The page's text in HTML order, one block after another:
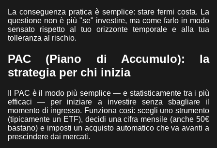
La conseguenza pratica è semplice: stare fermi costa. La
questione non è più "se" investire, ma come farlo in modo
sensato rispetto al tuo orizzonte temporale e alla tua
tolleranza al rischio.
PAC (Piano di Accumulo): la
strategia per chi inizia
Il PAC è il modo più semplice — e statisticamente tra i più
efficaci — per iniziare a investire senza sbagliare il
momento di ingresso. Funziona così: scegli uno strumento
(tipicamente un ETF), decidi una cifra mensile (anche 50€
bastano) e imposti un acquisto automatico che va avanti a
prescindere dai mercati.